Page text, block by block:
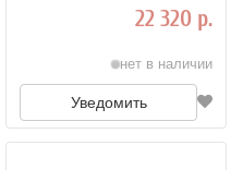
22 320 р.
нет в наличии
Уведомить